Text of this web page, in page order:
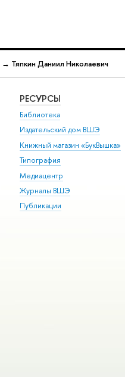
→ Тяпкин Даниил Николаевич
РЕСУРСЫ
Библиотека
Издательский дом ВШЭ
Книжный магазин «БукВышка»
Типография
Медиацентр
Журналы ВШЭ
Публикации